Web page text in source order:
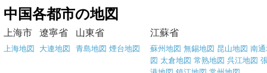
中国各都市の地図
上海市 遼寧省 山東省 江蘇省
上海地図 大連地図 青島地図 煙台地図 蘇州地図 無錫地図 昆山地図 南
図 太倉地図 常熟地図 呉江地図